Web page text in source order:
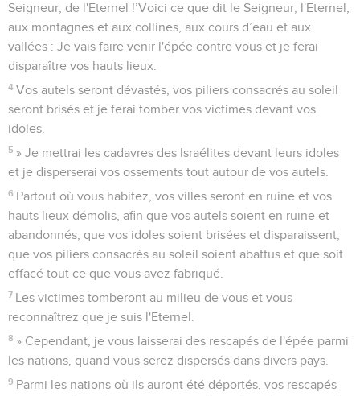
Seigneur, de l'Eternel !’Voici ce que dit le Seigneur, l'Eternel,
aux montagnes et aux collines, aux cours d’eau et aux
vallées : Je vais faire venir l'épée contre vous et je ferai
disparaître vos hauts lieux.
4 Vos autels seront dévastés, vos piliers consacrés au soleil
seront brisés et je ferai tomber vos victimes devant vos
idoles.
5 » Je mettrai les cadavres des Israélites devant leurs idoles
et je disperserai vos ossements tout autour de vos autels.
6 Partout où vous habitez, vos villes seront en ruine et vos
hauts lieux démolis, afin que vos autels soient en ruine et
abandonnés, que vos idoles soient brisées et disparaissent,
que vos piliers consacrés au soleil soient abattus et que soit
effacé tout ce que vous avez fabriqué.
7 Les victimes tomberont au milieu de vous et vous
reconnaîtrez que je suis l'Eternel.
8 » Cependant, je vous laisserai des rescapés de l'épée parmi
les nations, quand vous serez dispersés dans divers pays.
9 Parmi les nations où ils auront été déportés, vos rescapés